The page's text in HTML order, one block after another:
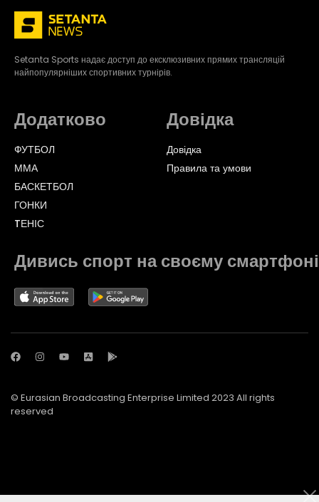
Setanta Sports надає доступ до ексклюзивних прямих трансляцій
найпопулярніших спортивних турнірів.
Додатково
ФУТБОЛ
ММА
БАСКЕТБОЛ
ГОНКИ
TЕНІС
Довідка
Довідка
Правила та умови
Дивись спорт на своєму смартфоні
© Eurasian Broadcasting Enterprise Limited 2023 All rights
reserved